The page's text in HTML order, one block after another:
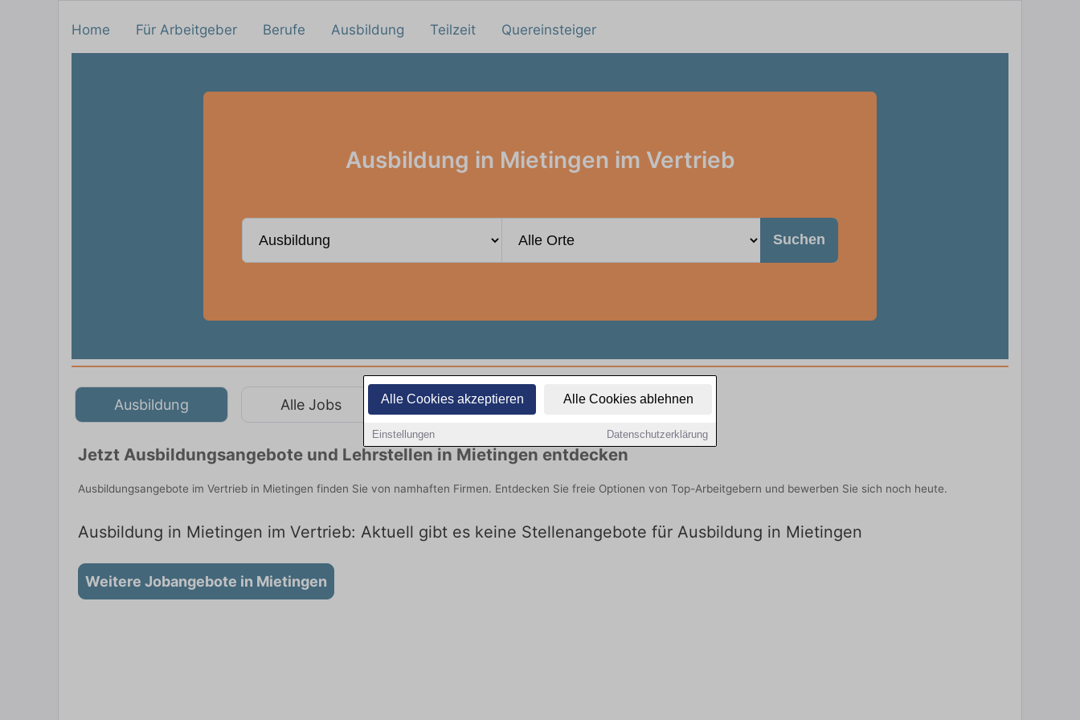
Alle Cookies akzeptieren Alle Cookies ablehnen
Einstellungen Datenschutzerklärung
Home Für Arbeitgeber Berufe Ausbildung Teilzeit Quereinsteiger
Ausbildung in Mietingen im Vertrieb
Suchen
Ausbildung Alle Jobs Teilzeit Quereinsteiger
Jetzt Ausbildungsangebote und Lehrstellen in Mietingen entdecken
Ausbildungsangebote im Vertrieb in Mietingen finden Sie von namhaften Firmen. Entdecken Sie freie Optionen von Top-Arbeitgebern und bewerben Sie sich noch heute.
Ausbildung in Mietingen im Vertrieb: Aktuell gibt es keine Stellenangebote für Ausbildung in Mietingen
Weitere Jobangebote in Mietingen